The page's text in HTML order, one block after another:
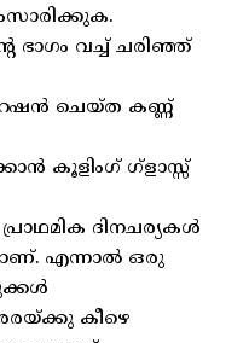
ഭാഗം വച്ച് ചരിഞ്ഞ്
ചെയ്ത കണ്ണ്
കൂളിംഗ് ഗ്ളാസ്സ്
ദിനചര്യകള്‍
എന്നാല്‍ ഒരു
കീഴെ